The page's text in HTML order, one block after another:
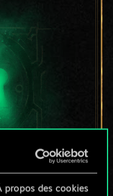
propos des cookies
ce